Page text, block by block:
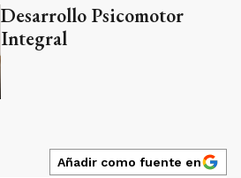
Desarrollo Psicomotor
Integral
Añadir como fuente en